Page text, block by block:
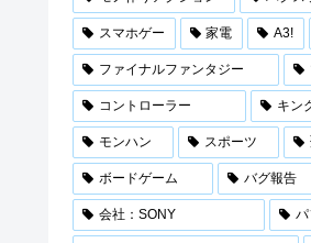
スマホゲー 家電 A3!
ファイナルファンタジー
コントローラー キン
モンハン スポーツ
ボードゲーム バグ報告
会社：SONY パ